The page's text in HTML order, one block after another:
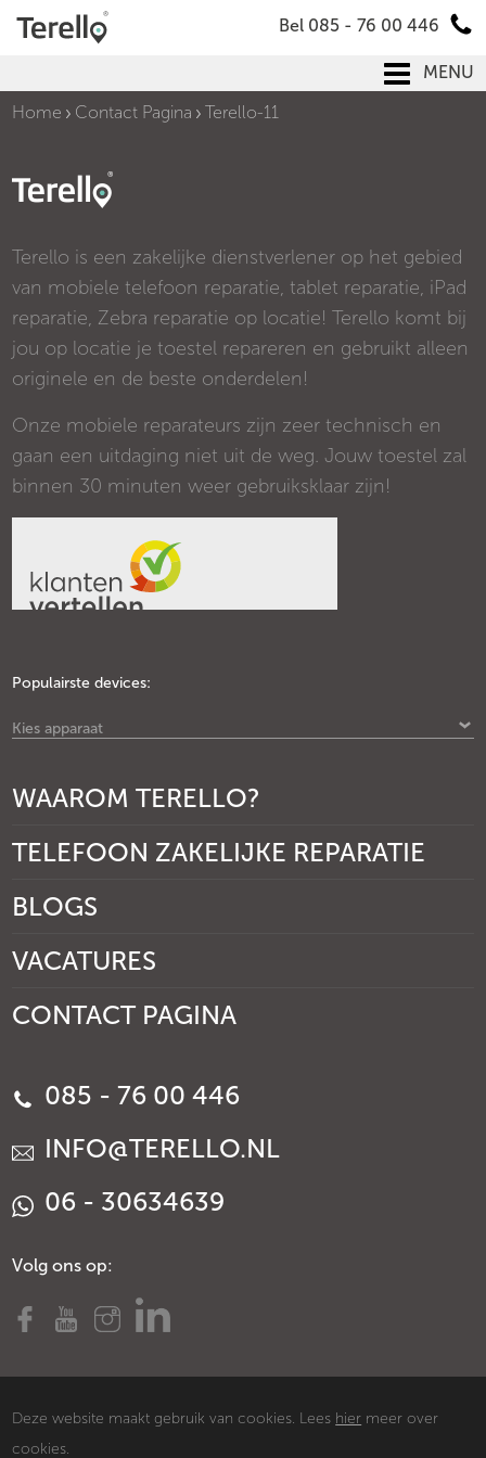
Bel 085 - 76 00 446
MENU
Home
Contact Pagina Terello-11
Terello is een zakelijke dienstverlener op het gebied
van mobiele telefoon reparatie, tablet reparatie, iPad
reparatie, Zebra reparatie op locatie! Terello komt bij
jou op locatie je toestel repareren en gebruikt alleen
originele en de beste onderdelen!
Onze mobiele reparateurs zijn zeer technisch en
gaan een uitdaging niet uit de weg. Jouw toestel zal
binnen 30 minuten weer gebruiksklaar zijn!
Populairste devices:
Kies apparaat
WAAROM TERELLO?
TELEFOON ZAKELIJKE REPARATIE
BLOGS
VACATURES
CONTACT PAGINA
085 - 76 00 446
INFO@TERELLO.NL
06 - 30634639
Volg ons op:
Deze website maakt gebruik van cookies. Lees hier meer over
cookies.